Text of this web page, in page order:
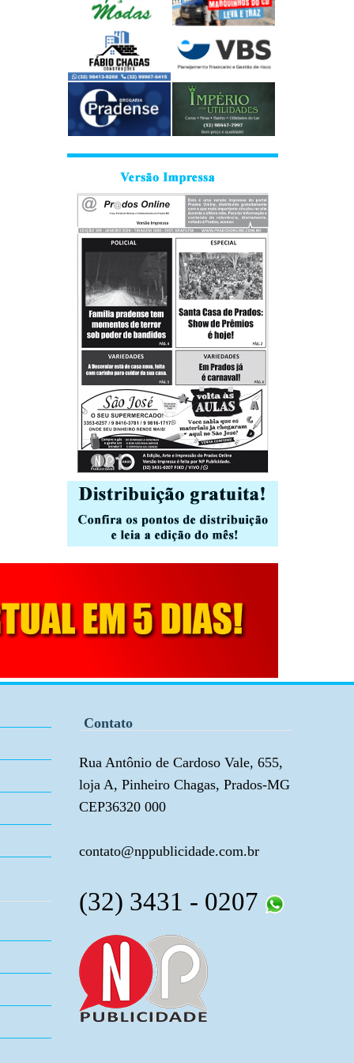
Contato
Rua Antônio de Cardoso Vale, 655,
loja A, Pinheiro Chagas, Prados-MG
CEP36320 000
contato@nppublicidade.com.br
(32) 3431 - 0207